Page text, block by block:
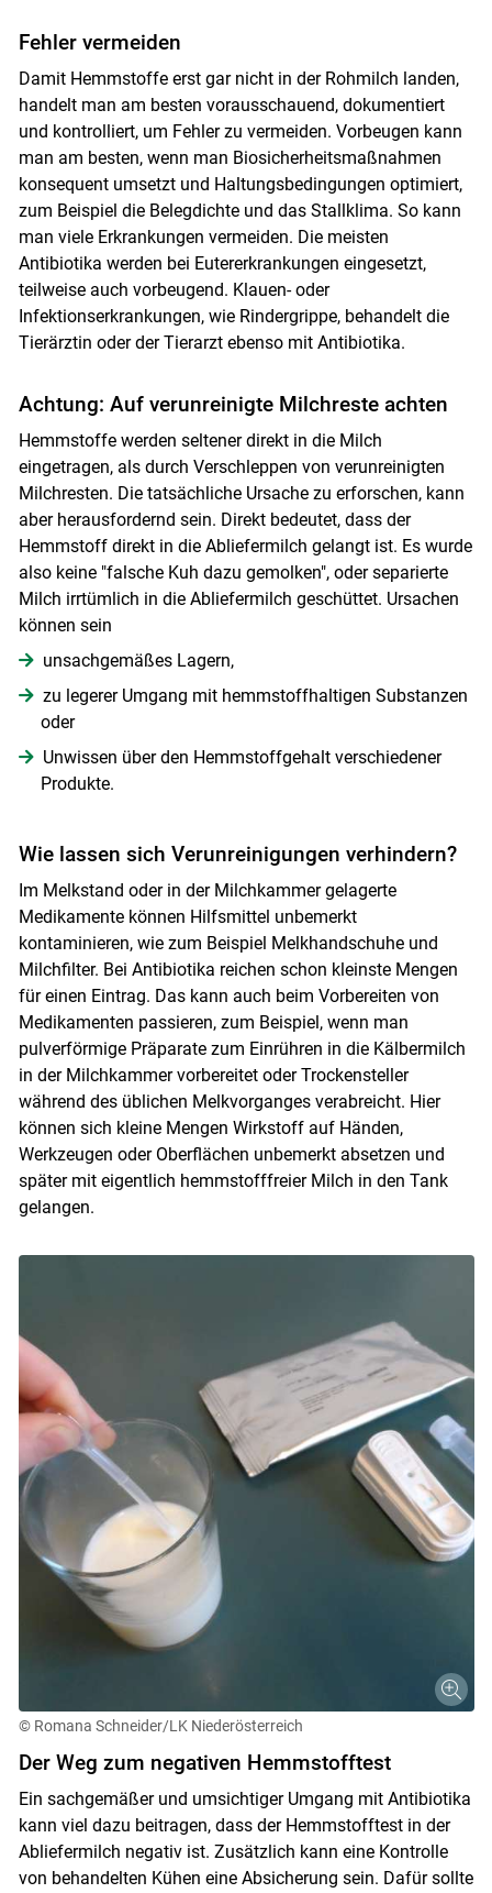
Fehler vermeiden
Damit Hemmstoffe erst gar nicht in der Rohmilch landen,
handelt man am besten vorausschauend, dokumentiert
und kontrolliert, um Fehler zu vermeiden. Vorbeugen kann
man am besten, wenn man Biosicherheitsmaßnahmen
konsequent umsetzt und Haltungsbedingungen optimiert,
zum Beispiel die Belegdichte und das Stallklima. So kann
man viele Erkrankungen vermeiden. Die meisten
Antibiotika werden bei Eutererkrankungen eingesetzt,
teilweise auch vorbeugend. Klauen- oder
Infektionserkrankungen, wie Rindergrippe, behandelt die
Tierärztin oder der Tierarzt ebenso mit Antibiotika.
Achtung: Auf verunreinigte Milchreste achten
Hemmstoffe werden seltener direkt in die Milch
eingetragen, als durch Verschleppen von verunreinigten
Milchresten. Die tatsächliche Ursache zu erforschen, kann
aber herausfordernd sein. Direkt bedeutet, dass der
Hemmstoff direkt in die Abliefermilch gelangt ist. Es wurde
also keine "falsche Kuh dazu gemolken", oder separierte
Milch irrtümlich in die Abliefermilch geschüttet. Ursachen
können sein
unsachgemäßes Lagern,
zu legerer Umgang mit hemmstoffhaltigen Substanzen
oder
Unwissen über den Hemmstoffgehalt verschiedener
Produkte.
Wie lassen sich Verunreinigungen verhindern?
Im Melkstand oder in der Milchkammer gelagerte
Medikamente können Hilfsmittel unbemerkt
kontaminieren, wie zum Beispiel Melkhandschuhe und
Milchfilter. Bei Antibiotika reichen schon kleinste Mengen
für einen Eintrag. Das kann auch beim Vorbereiten von
Medikamenten passieren, zum Beispiel, wenn man
pulverförmige Präparate zum Einrühren in die Kälbermilch
in der Milchkammer vorbereitet oder Trockensteller
während des üblichen Melkvorganges verabreicht. Hier
können sich kleine Mengen Wirkstoff auf Händen,
Werkzeugen oder Oberflächen unbemerkt absetzen und
später mit eigentlich hemmstofffreier Milch in den Tank
gelangen.
© Romana Schneider/LK Niederösterreich
Der Weg zum negativen Hemmstofftest
Ein sachgemäßer und umsichtiger Umgang mit Antibiotika
kann viel dazu beitragen, dass der Hemmstofftest in der
Abliefermilch negativ ist. Zusätzlich kann eine Kontrolle
von behandelten Kühen eine Absicherung sein. Dafür sollte